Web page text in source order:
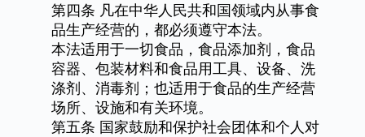
第四条 凡在中华人民共和国领域内从事食
品生产经营的，都必须遵守本法。
本法适用于一切食品，食品添加剂，食品
容器、包装材料和食品用工具、设备、洗
涤剂、消毒剂；也适用于食品的生产经营
场所、设施和有关环境。
第五条 国家鼓励和保护社会团体和个人对